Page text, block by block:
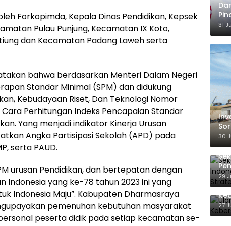
Forkopimda, Kepala Dinas Pendidikan, Kepsek
Pulau Punjung, Kecamatan IX Koto,
dan Kecamatan Padang Laweh serta
bahwa berdasarkan Menteri Dalam Negeri
Standar Minimal (SPM) dan didukung
Kebudayaan Riset, Dan Teknologi Nomor
Perhitungan Indeks Pencapaian Standar
Yang menjadi indikator Kinerja Urusan
Angka Partisipasi Sekolah (APD) pada
serta PAUD.
urusan Pendidikan, dan bertepatan dengan
Indonesia yang ke-78 tahun 2023 ini yang
Indonesia Maju”. Kabupaten Dharmasraya
pemenuhan kebutuhan masyarakat
peserta didik pada setiap kecamatan se-
31
30
29
27